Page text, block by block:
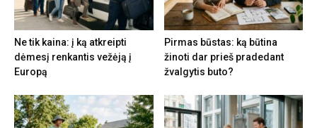
Ne tik kaina: į ką atkreipti
dėmesį renkantis vežėją į
Europą
Pirmas būstas: ką būtina
žinoti dar prieš pradedant
žvalgytis buto?